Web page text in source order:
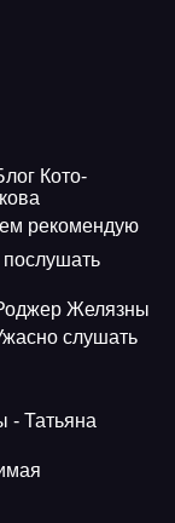
Кото-
рекомендую
Желязны
слушать
- Татьяна